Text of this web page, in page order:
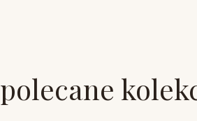
polecane